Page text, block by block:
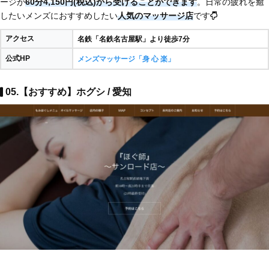
したいメンズにおすすめしたい人気のマッサージ店です
アクセス 名鉄「名鉄名古屋駅」より徒歩7分
公式HP メンズマッサージ「身 心 楽」
05.【おすすめ】ホグシ / 愛知